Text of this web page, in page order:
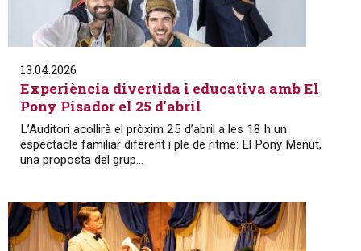
13.04.2026
Experiència divertida i educativa amb El
Pony Pisador el 25 d'abril
L’Auditori acollirà el pròxim 25 d’abril a les 18 h un
espectacle familiar diferent i ple de ritme: El Pony Menut,
una proposta del grup...